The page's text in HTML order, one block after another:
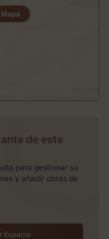
de este
para gestionar su
y añadir obras de
Espacio